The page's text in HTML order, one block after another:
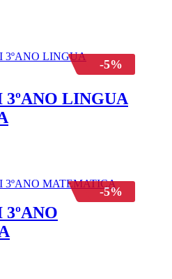
-5%
3ºANO LINGUA
-5%